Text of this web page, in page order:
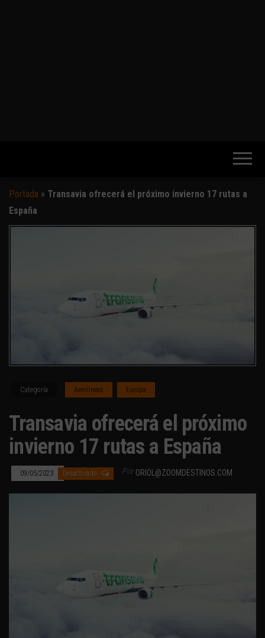
Portada » Transavia ofrecerá el próximo invierno 17 rutas a
España
Categoría Aerolíneas Europa
Transavia ofrecerá el próximo
invierno 17 rutas a España
09/05/2023 Desactivado Por ORIOL@ZOOMDESTINOS.COM